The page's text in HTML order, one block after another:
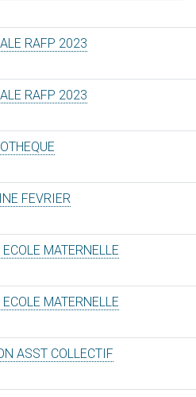
RAFP 2023
RAFP 2023
FEVRIER
MATERNELLE
MATERNELLE
ASST COLLECTIF